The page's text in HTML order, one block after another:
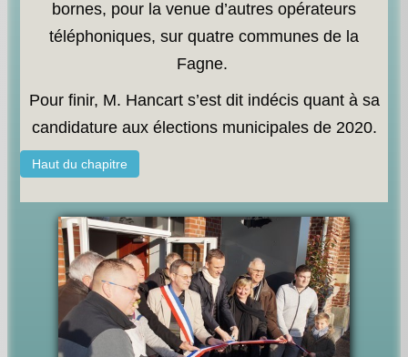
bornes, pour la venue d’autres opérateurs
téléphoniques, sur quatre communes de la
Fagne.
Pour finir, M. Hancart s’est dit indécis quant à sa
candidature aux élections municipales de 2020.
Haut du chapitre